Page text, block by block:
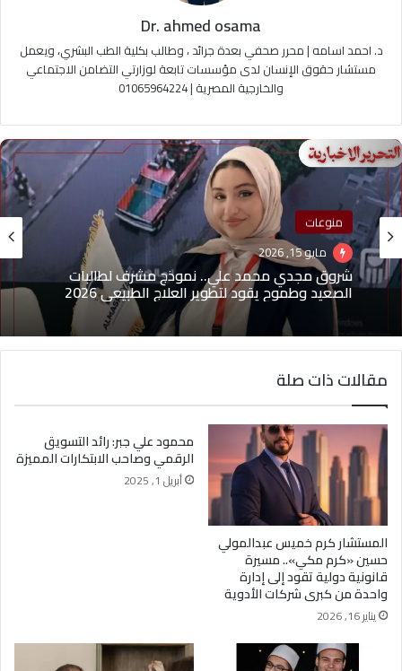
Dr. ahmed osama
د. احمد اسامه | محرر صحفي بعدة جرائد ، وطالب بكلية الطب البشري، ويعمل
مستشار حقوق الإنسان لدى مؤسسات تابعة لوزارتي التضامن الاجتماعي
والخارجية المصرية | 01065964224
منوعات
مايو 15, 2026
شروق مجدي محمد علي.. نموذج مشرف لطالبات
الصعيد وطموح يقود لتطوير العلاج الطبيعي 2026
منوعات
مايو 1, 2026
(بدون عنوان)
مقالات ذات صلة
المستشار كرم خميس عبدالمولي
حسين «كرم مكي».. مسيرة
قانونية دولية تقود إلى إدارة
واحدة من كبرى شركات الأدوية
يناير 16, 2026
محمود علي جبر: رائد التسويق
الرقمي وصاحب الابتكارات المميزة
أبريل 1, 2025